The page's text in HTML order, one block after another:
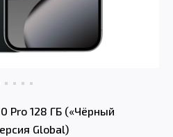
Pro 128 ГБ («Чёрный
Global)